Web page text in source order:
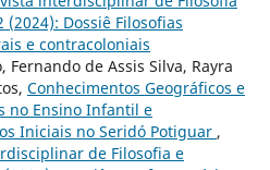
(2024): Dossiê Filosofias
e contracoloniais
Fernando de Assis Silva, Rayra
Conhecimentos Geográficos e
no Ensino Infantil e
Iniciais no Seridó Potiguar ,
de Filosofia e